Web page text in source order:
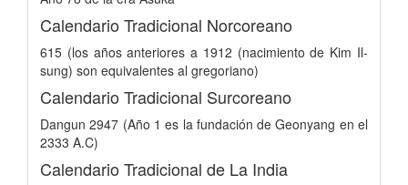
Calendario Tradicional Norcoreano
615 (los años anteriores a 1912 (nacimiento de Kim Il-
sung) son equivalentes al gregoriano)
Calendario Tradicional Surcoreano
Dangun 2947 (Año 1 es la fundación de Geonyang en el
2333 A.C)
Calendario Tradicional de La India